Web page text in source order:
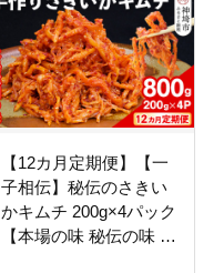
【12カ月定期便】【一
子相伝】秘伝のさきい
かキムチ 200g×4パック
【本場の味 秘伝の味 焼